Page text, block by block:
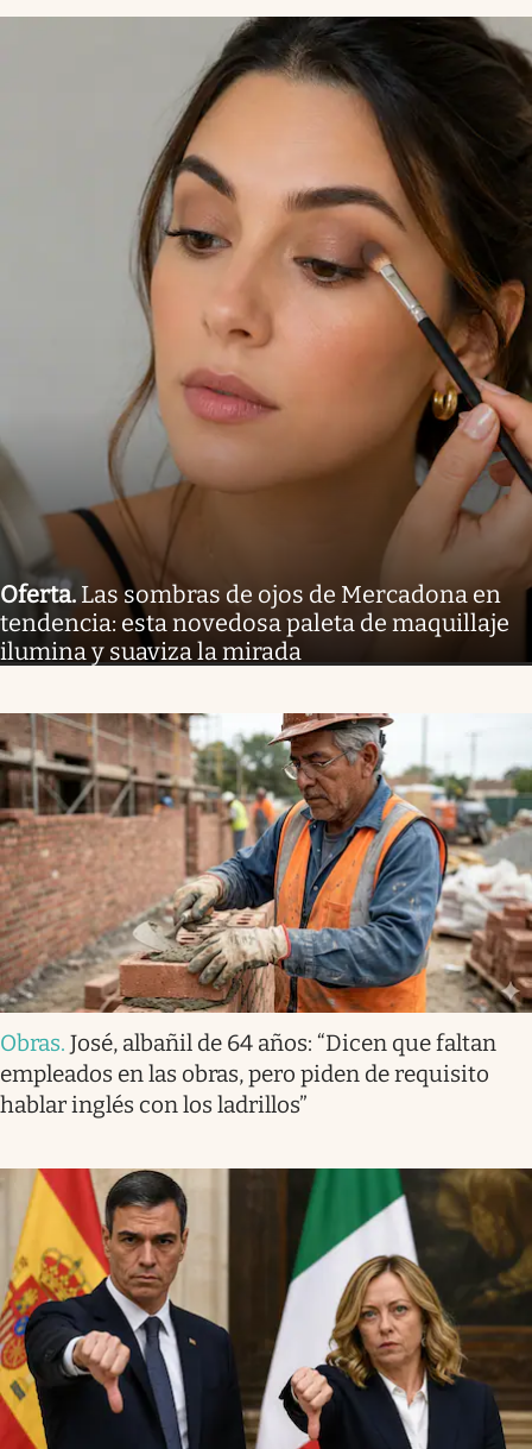
Oferta. Las sombras de ojos de Mercadona en
tendencia: esta novedosa paleta de maquillaje
ilumina y suaviza la mirada
Obras. José, albañil de 64 años: “Dicen que faltan
empleados en las obras, pero piden de requisito
hablar inglés con los ladrillos”